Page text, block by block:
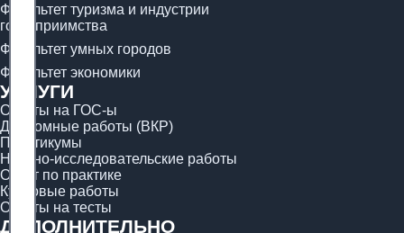
Факультет туризма и индустрии
гостеприимства
Факультет умных городов
Факультет экономики
УСЛУГИ
Ответы на ГОС-ы
Дипломные работы (ВКР)
Практикумы
Научно-исследовательские работы
Отчёт по практике
Курсовые работы
Ответы на тесты
ДОПОЛНИТЕЛЬНО